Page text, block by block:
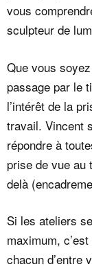
vous
sculpteur de
Que vous
passage par le
l’intérêt de la
travail. Vincent
répondre à
prise de vue au
delà
Si les ateliers
maximum,
chacun d’entre